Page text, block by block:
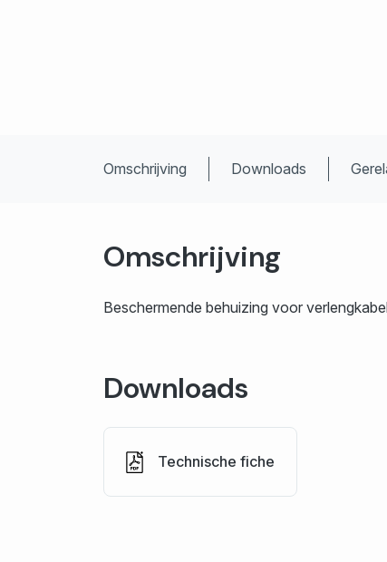
Omschrijving Downloads
Omschrijving
Beschermende behuizing voor
Downloads
Technische fiche